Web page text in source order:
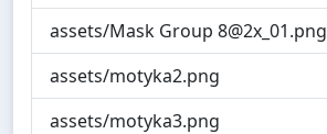
assets/Mask Group 8@2x_01.png
assets/motyka2.png
assets/motyka3.png